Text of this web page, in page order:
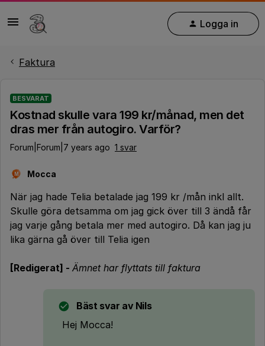
Logga in
Faktura
BESVARAT
Kostnad skulle vara 199 kr/månad, men det
dras mer från autogiro. Varför?
Forum|Forum|7 years ago 1 svar
M Mocca
När jag hade Telia betalade jag 199 kr /mån inkl allt.
Skulle göra detsamma om jag gick över till 3 ändå får
jag varje gång betala mer med autogiro. Då kan jag ju
lika gärna gå över till Telia igen
[Redigerat] - Ämnet har flyttats till faktura
Bäst svar av Nils
Hej Mocca!